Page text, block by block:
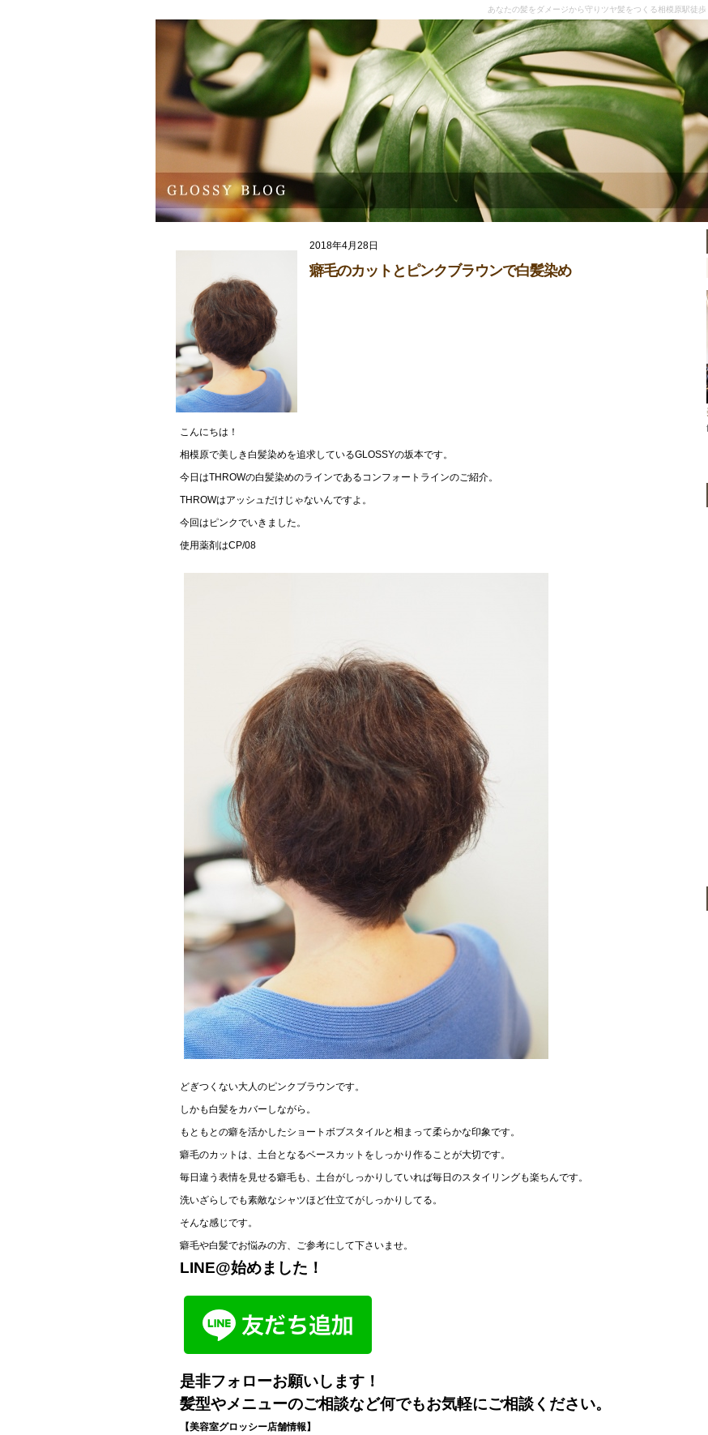
あなたの髪をダメージから守りツヤ髪をつくる相模原駅徒
2018年4月28日
癖毛のカットとピンクブラウンで白髪染め
こんにちは！
相模原で美しき白髪染めを追求しているGLOSSYの坂本です。
今日はTHROWの白髪染めのラインであるコンフォートラインのご紹介。
THROWはアッシュだけじゃないんですよ。
今回はピンクでいきました。
使用薬剤はCP/08
どぎつくない大人のピンクブラウンです。
しかも白髪をカバーしながら。
もともとの癖を活かしたショートボブスタイルと相まって柔らかな印象です。
癖毛のカットは、土台となるベースカットをしっかり作ることが大切です。
毎日違う表情を見せる癖毛も、土台がしっかりしていれば毎日のスタイリングも楽ちんです。
洗いざらしでも素敵なシャツほど仕立てがしっかりしてる。
そんな感じです。
癖毛や白髪でお悩みの方、ご参考にして下さいませ。
LINE@始めました！
是非フォローお願いします！
髪型やメニューのご相談など何でもお気軽にご相談ください。
【美容室グロッシー店舗情報】